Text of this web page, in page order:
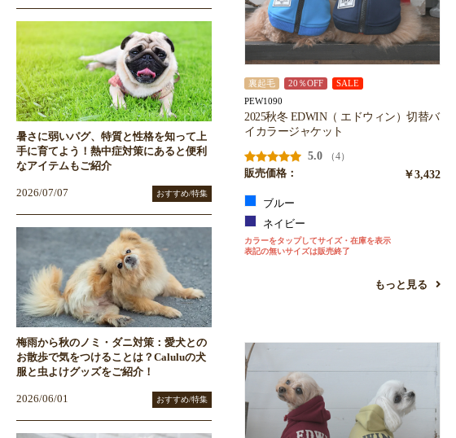
裏起毛 20％OFF SALE
PEW1090
2025秋冬 EDWIN（ エドウィン）切替バ
イカラージャケット
5.0
（4）
販売価格：
￥3,432
ブルー
ネイビー
カラーをタップしてサイズ・在庫を表示
表記の無いサイズは販売終了
もっと見る
暑さに弱いパグ、特質と性格を知って上
手に育てよう！熱中症対策にあると便利
なアイテムもご紹介
2026/07/07 おすすめ/特集
梅雨から秋のノミ・ダニ対策：愛犬との
お散歩で気をつけることは？Caluluの犬
服と虫よけグッズをご紹介！
2026/06/01 おすすめ/特集